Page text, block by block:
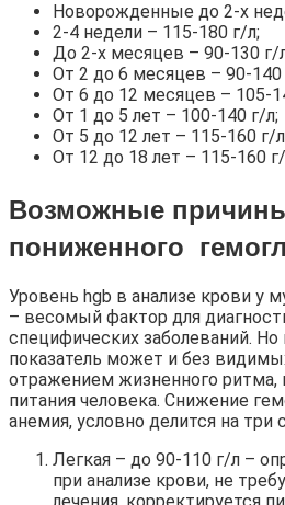
Новорожденные до 2-х
2-4 недели – 115-180 г/л;
До 2-х месяцев – 90-130 г/
От 2 до 6 месяцев – 90-140
От 6 до 12 месяцев – 105-
От 1 до 5 лет – 100-140 г/л;
От 5 до 12 лет – 115-160 г/
От 12 до 18 лет – 115-160
Возможные
пониженного
Уровень hgb в анализе крови у
– весомый фактор для
специфических заболеваний. Но
показатель может и без
отражением жизненного
питания человека. Снижение
анемия, условно делится на три
Легкая – до 90-110 г/л –
при анализе крови, не